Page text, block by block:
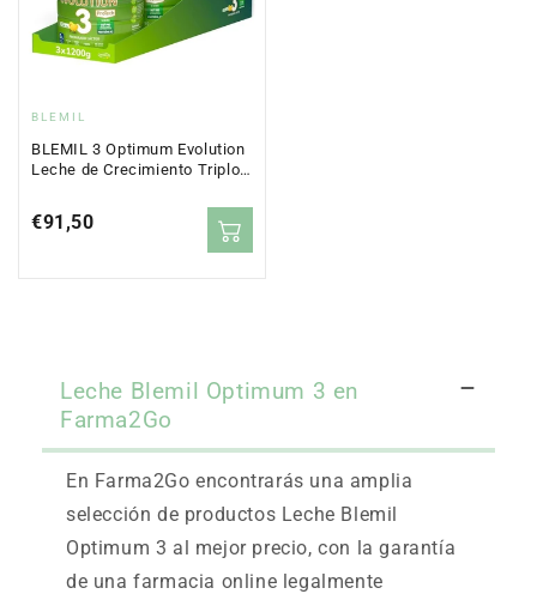
Vendor:
BLEMIL
BLEMIL 3 Optimum Evolution
Leche de Crecimiento Triplo
Regular
€91,50
Leche Blemil Optimum 3 en
Farma2Go
En Farma2Go encontrarás una amplia
selección de productos Leche Blemil
Optimum 3 al mejor precio, con la garantía
de una farmacia online legalmente